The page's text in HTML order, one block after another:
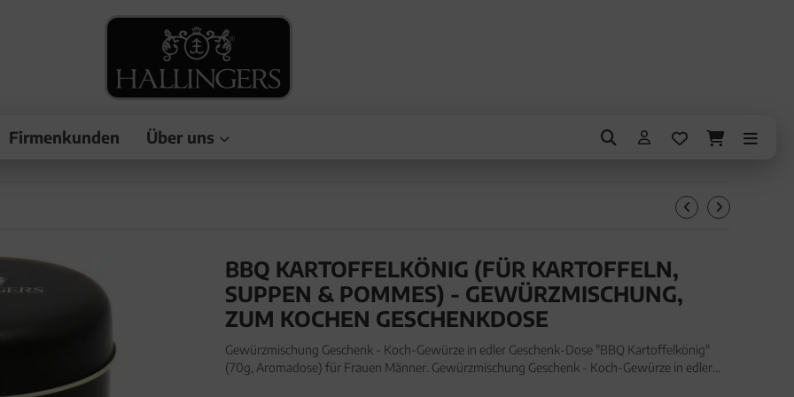
Firmenkunden Über uns
BBQ KARTOFFELKÖNIG (FÜR KARTOFFELN,
SUPPEN & POMMES) - GEWÜRZMISCHUNG,
ZUM KOCHEN GESCHENKDOSE
Gewürzmischung Geschenk - Koch-Gewürze in edler Geschenk-Dose "BBQ Kartoffelkönig"
(70g, Aromadose) für Frauen Männer. Gewürzmischung Geschenk - Koch-Gewürze in edler